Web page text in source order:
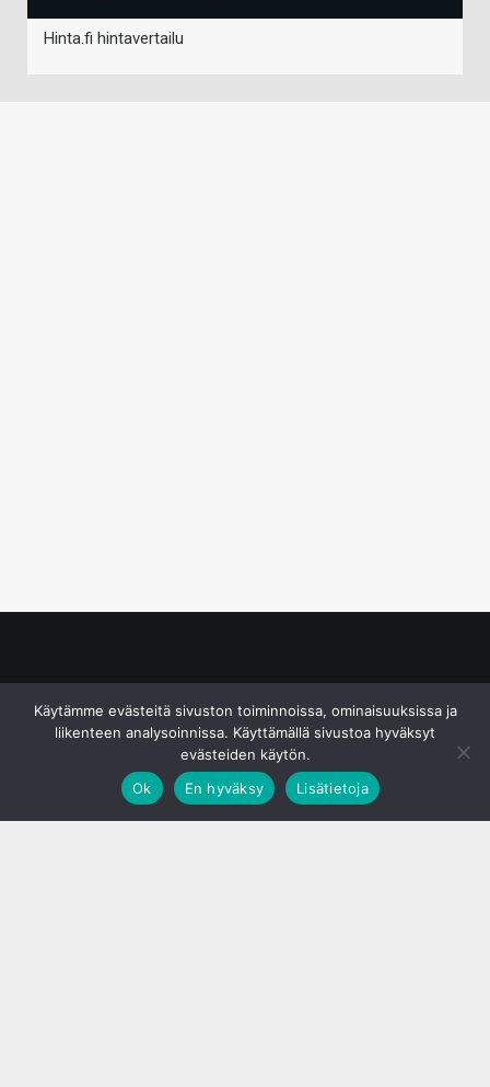
Hinta.fi hintavertailu
Käytämme evästeitä sivuston toiminnoissa, ominaisuuksissa ja
liikenteen analysoinnissa. Käyttämällä sivustoa hyväksyt
evästeiden käytön.
Ok
En hyväksy Lisätietoja